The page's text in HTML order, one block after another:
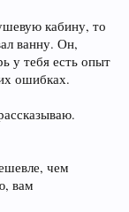
кабину, то
ванну. Он,
у тебя есть опыт
ошибках.
чем
вам